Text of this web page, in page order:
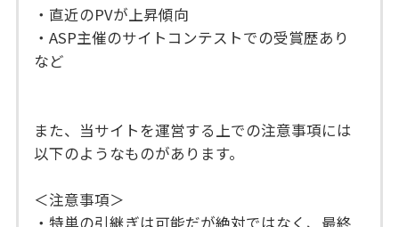
・直近のPVが上昇傾向
・ASP主催のサイトコンテストでの受賞歴あり
など
また、当サイトを運営する上での注意事項には
以下のようなものがあります。
＜注意事項＞
・特単の引継ぎは可能だが絶対ではなく、最終